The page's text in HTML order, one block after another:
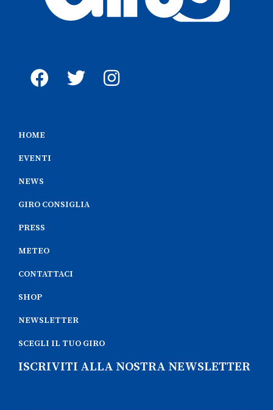
HOME
EVENTI
NEWS
GIRO CONSIGLIA
PRESS
METEO
CONTATTACI
SHOP
NEWSLETTER
SCEGLI IL TUO GIRO
ISCRIVITI ALLA NOSTRA NEWSLETTER